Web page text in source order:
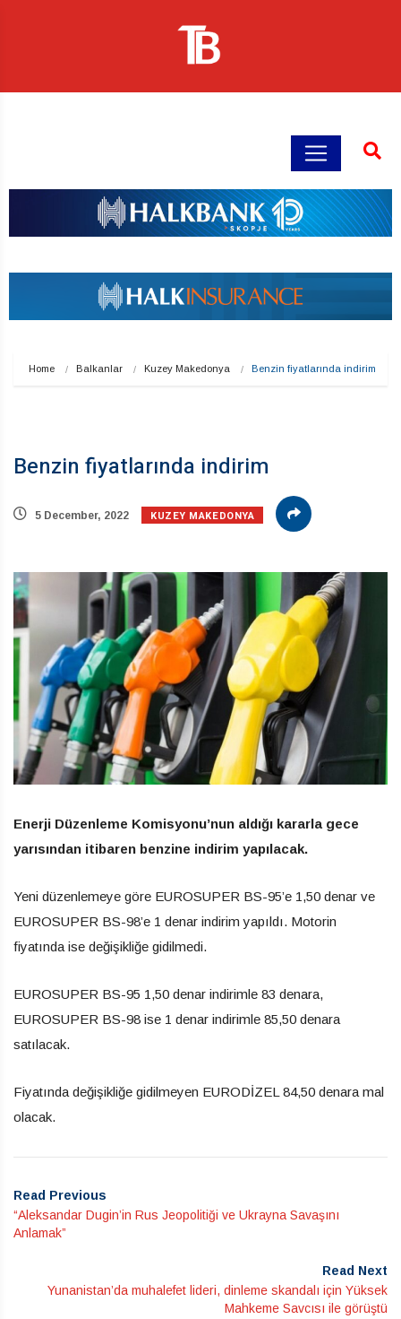
Home Balkanlar Kuzey Makedonya Benzin fiyatlarında indirim
Benzin fiyatlarında indirim
5 December, 2022 KUZEY MAKEDONYA
Enerji Düzenleme Komisyonu’nun aldığı kararla gece
yarısından itibaren benzine indirim yapılacak.
Yeni düzenlemeye göre EUROSUPER BS-95’e 1,50 denar ve
EUROSUPER BS-98’e 1 denar indirim yapıldı. Motorin
fiyatında ise değişikliğe gidilmedi.
EUROSUPER BS-95 1,50 denar indirimle 83 denara,
EUROSUPER BS-98 ise 1 denar indirimle 85,50 denara
satılacak.
Fiyatında değişikliğe gidilmeyen EURODİZEL 84,50 denara mal
olacak.
Read Previous
“Aleksandar Dugin’in Rus Jeopolitiği ve Ukrayna Savaşını
Anlamak”
Read Next
Yunanistan’da muhalefet lideri, dinleme skandalı için Yüksek
Mahkeme Savcısı ile görüştü